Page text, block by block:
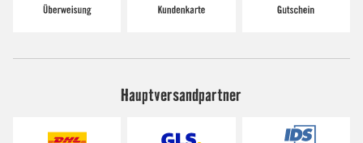
Hauptversandpartner